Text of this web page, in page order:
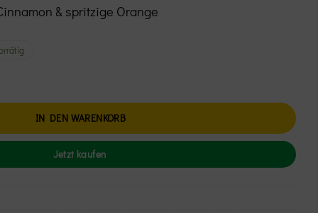
& spritzige Orange
IN DEN WARENKORB
Jetzt kaufen